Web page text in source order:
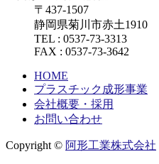
〒437-1507
静岡県菊川市赤土1910
TEL : 0537-73-3313
FAX : 0537-73-3642
HOME
プラスチック成形事業
会社概要・採用
お問い合わせ
Copyright © 阿形工業株式会社